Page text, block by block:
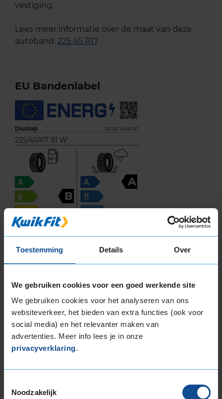
Toestemming Details Over
We gebruiken cookies voor een goed werkende site
We gebruiken cookies voor het analyseren van ons
websiteverkeer, het bieden van extra functies (ook voor
social media) en het relevanter maken van
advertenties. Meer info lees je in onze
privacyverklaring.
Noodzakelijk
vestiging.
Lees meer informatie over de maat van deze
autoband: 225 45 R17
EU Bandenlabel
Dunlop SPORT MAXX RT
225/45R17 91 W
B
A
69
B C
Deze band is beoordeeld met het EU
brandstofefficiëntie-label B, wat overeen komt
met een zeer goede brandstofefficiëntie.
deze band uitstekende grip heeft bij natte